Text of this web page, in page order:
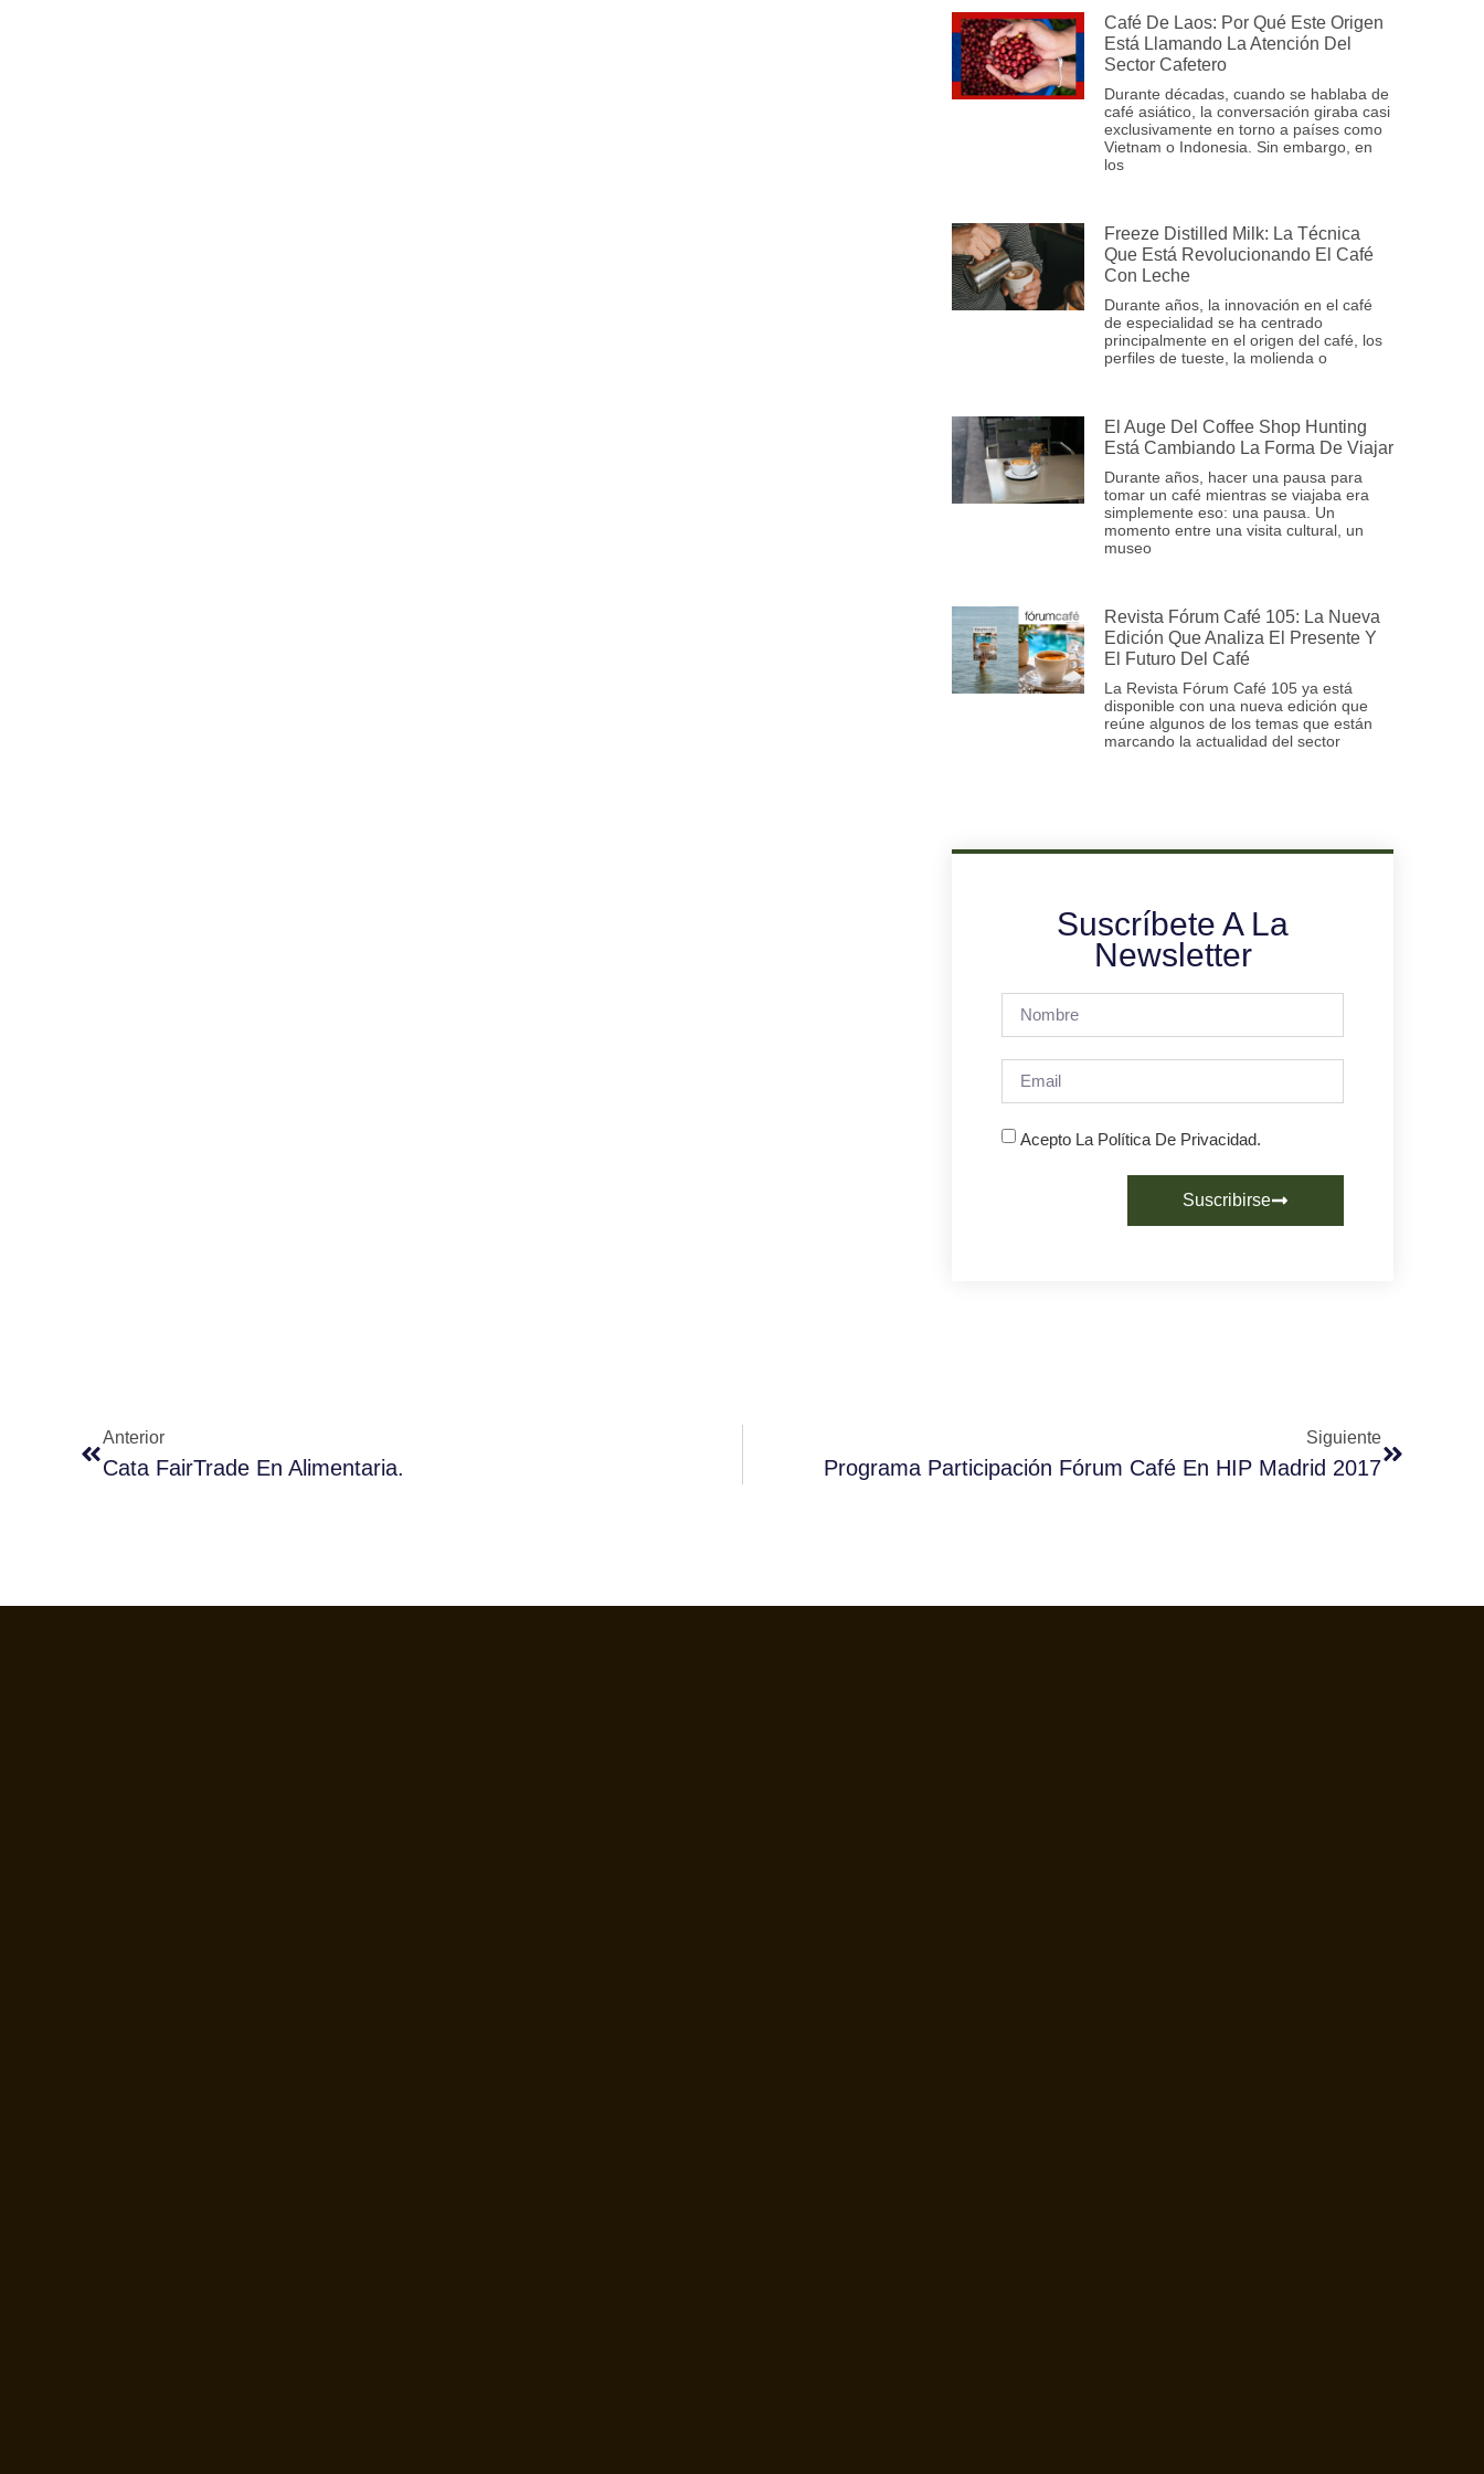
Café De Laos: Por Qué Este Origen
Está Llamando La Atención Del
Sector Cafetero
Durante décadas, cuando se hablaba de
café asiático, la conversación giraba casi
exclusivamente en torno a países como
Vietnam o Indonesia. Sin embargo, en
los
Freeze Distilled Milk: La Técnica
Que Está Revolucionando El Café
Con Leche
Durante años, la innovación en el café
de especialidad se ha centrado
principalmente en el origen del café, los
perfiles de tueste, la molienda o
El Auge Del Coffee Shop Hunting
Está Cambiando La Forma De Viajar
Durante años, hacer una pausa para
tomar un café mientras se viajaba era
simplemente eso: una pausa. Un
momento entre una visita cultural, un
museo
Revista Fórum Café 105: La Nueva
Edición Que Analiza El Presente Y
El Futuro Del Café
La Revista Fórum Café 105 ya está
disponible con una nueva edición que
reúne algunos de los temas que están
marcando la actualidad del sector
Suscríbete A La
Newsletter
Acepto La Política De Privacidad.
Suscribirse
Anterior
Cata FairTrade En Alimentaria.
Siguiente
Programa Participación Fórum Café En HIP Madrid 2017